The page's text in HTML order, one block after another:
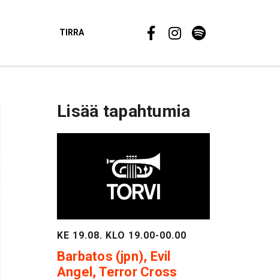
TIRRA
Lisää tapahtumia
KE 19.08. KLO 19.00-00.00
Barbatos (jpn), Evil
Angel, Terror Cross